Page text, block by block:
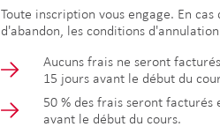
Toute inscription vous engage. En
d'abandon, les conditions
Aucuns frais ne seront
15 jours avant le début du
50 % des frais seront facturés
avant le début du cours.